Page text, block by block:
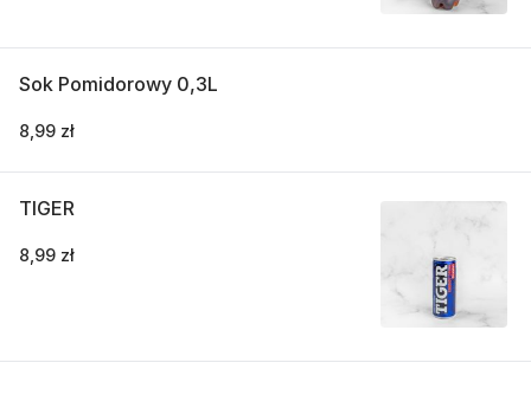
Sok Pomidorowy 0,3L
8,99 zł
TIGER
8,99 zł